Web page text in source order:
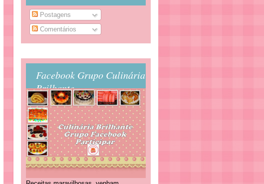
Postagens
Comentários
Facebook Grupo Culinária
Brilhante